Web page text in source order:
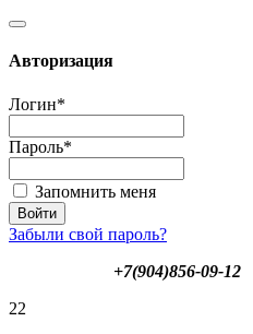
Авторизация
Логин*
Пароль*
Запомнить меня
Забыли свой пароль?
+7(904)856-09-12
22